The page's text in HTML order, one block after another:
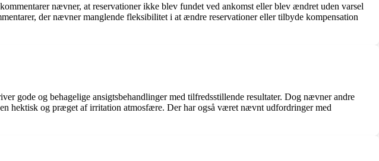
nævner, at reservationer ikke blev fundet ved ankomst eller blev ændret uden varsel
der nævner manglende fleksibilitet i at ændre reservationer eller tilbyde kompensation
gode og behagelige ansigtsbehandlinger med tilfredsstillende resultater. Dog nævner andre
hektisk og præget af irritation atmosfære. Der har også været nævnt udfordringer med